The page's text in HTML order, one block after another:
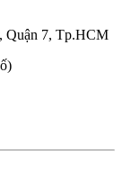
Quận 7, Tp.HCM